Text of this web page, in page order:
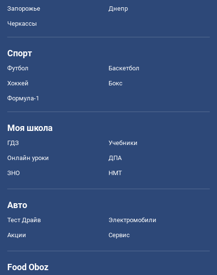
Запорожье Днепр
Черкассы
Спорт
Футбол Баскетбол
Хоккей Бокс
Формула-1
Моя школа
ГДЗ Учебники
Онлайн уроки ДПА
ЗНО НМТ
Авто
Тест Драйв Электромобили
Акции Сервис
Food Oboz